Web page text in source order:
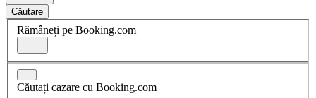
Căutare
Rămâneți pe Booking.com
Căutați cazare cu Booking.com